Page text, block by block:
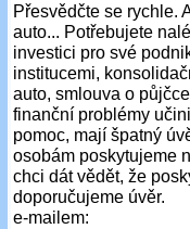
Přesvědčte se rychle.
auto... Potřebujete
investici pro své
institucemi,
auto, smlouva o
finanční problémy
pomoc, mají špatný
osobám poskytujeme
chci dát vědět, že
doporučujeme úvěr.
e-mailem: